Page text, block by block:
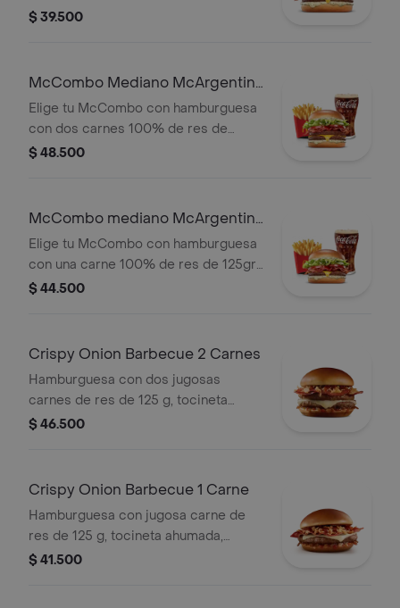
chimichurri, cebolla fresca, lechuga,
$ 39.500
McCombo Mediano McArgentina
2 Carnes
Elige tu McCombo con hamburguesa
con dos carnes 100% de res de
125gr c/u, salsa mayo chimichurri,
medianas y gaseosa mediana a elegir.
$ 48.500
McCombo mediano McArgentina
1 Carne
Elige tu McCombo con hamburguesa
con una carne 100% de res de 125gr,
salsa mayo chimichurri, cebolla
y gaseosa mediana a elegir.
$ 44.500
Crispy Onion Barbecue 2 Carnes
Hamburguesa con dos jugosas
carnes de res de 125 g, tocineta
ahumada, queso blanco cremoso,
$ 46.500
Crispy Onion Barbecue 1 Carne
Hamburguesa con jugosa carne de
res de 125 g, tocineta ahumada,
queso blanco cremoso, cebolla
$ 41.500